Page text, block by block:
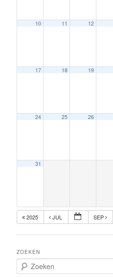
10 11 12
17 18 19
24 25 26
31
2025 JUL SEP
ZOEKEN
o